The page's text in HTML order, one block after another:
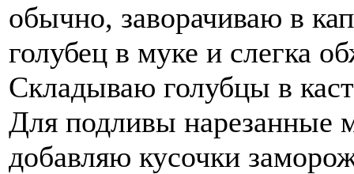
обычно, заворачиваю в
голубец в муке и слегка
Складываю голубцы в
Для подливы нарезанные
добавляю кусочки